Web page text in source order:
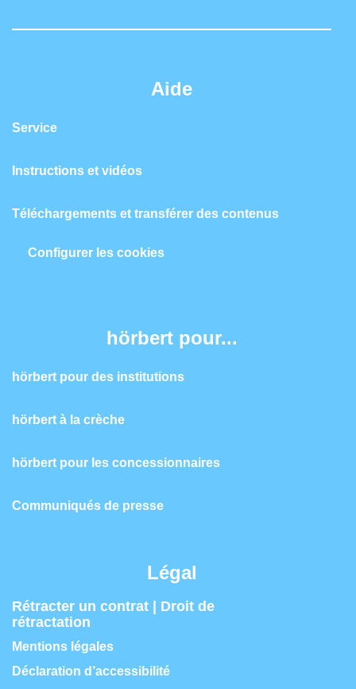
Aide
Service
Instructions et vidéos
Téléchargements et transférer des contenus
Configurer les cookies
hörbert pour...
hörbert pour des institutions
hörbert à la crèche
hörbert pour les concessionnaires
Communiqués de presse
Légal
Rétracter un contrat | Droit de
rétractation
Mentions légales
Déclaration d’accessibilité